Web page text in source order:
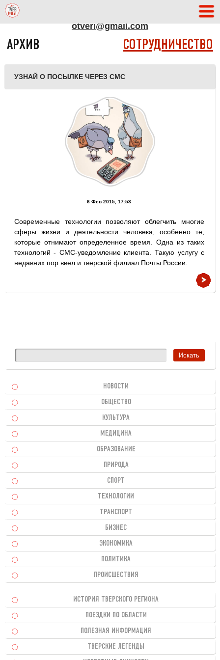
otveri@gmail.com
АРХИВ СОТРУДНИЧЕСТВО
УЗНАЙ О ПОСЫЛКЕ ЧЕРЕЗ СМС
6 Фев 2015, 17:53
Современные технологии позволяют облегчить многие
сферы жизни и деятельности человека, особенно те,
которые отнимают определенное время. Одна из таких
технологий - СМС-уведомление клиента. Такую услугу с
недавних пор ввел и тверской филиал Почты России.
НОВОСТИ
ОБЩЕСТВО
КУЛЬТУРА
МЕДИЦИНА
ОБРАЗОВАНИЕ
ПРИРОДА
СПОРТ
ТЕХНОЛОГИИ
ТРАНСПОРТ
БИЗНЕС
ЭКОНОМИКА
ПОЛИТИКА
ПРОИСШЕСТВИЯ
ИСТОРИЯ ТВЕРСКОГО РЕГИОНА
ПОЕЗДКИ ПО ОБЛАСТИ
ПОЛЕЗНАЯ ИНФОРМАЦИЯ
ТВЕРСКИЕ ЛЕГЕНДЫ